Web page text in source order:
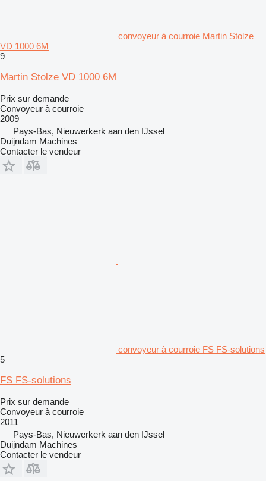
convoyeur à courroie Martin Stolze
VD 1000 6M
9
Martin Stolze VD 1000 6M
Prix sur demande
Convoyeur à courroie
2009
Pays-Bas, Nieuwerkerk aan den IJssel
Duijndam Machines
Contacter le vendeur
convoyeur à courroie FS FS-solutions
5
FS FS-solutions
Prix sur demande
Convoyeur à courroie
2011
Pays-Bas, Nieuwerkerk aan den IJssel
Duijndam Machines
Contacter le vendeur